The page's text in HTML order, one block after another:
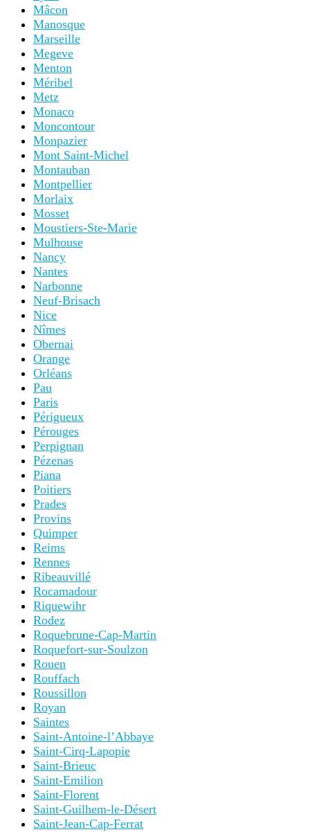
Mâcon
Manosque
Marseille
Megeve
Menton
Méribel
Metz
Monaco
Moncontour
Monpazier
Mont Saint-Michel
Montauban
Montpellier
Morlaix
Mosset
Moustiers-Ste-Marie
Mulhouse
Nancy
Nantes
Narbonne
Neuf-Brisach
Nice
Nîmes
Obernai
Orange
Orléans
Pau
Paris
Périgueux
Pérouges
Perpignan
Pézenas
Piana
Poitiers
Prades
Provins
Quimper
Reims
Rennes
Ribeauvillé
Rocamadour
Riquewihr
Rodez
Roquebrune-Cap-Martin
Roquefort-sur-Soulzon
Rouen
Rouffach
Roussillon
Royan
Saintes
Saint-Antoine-l’Abbaye
Saint-Cirq-Lapopie
Saint-Brieuc
Saint-Emilion
Saint-Florent
Saint-Guilhem-le-Désert
Saint-Jean-Cap-Ferrat